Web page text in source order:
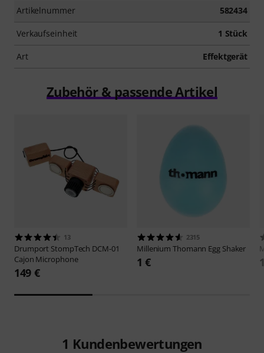
Artikelnummer 582434
Verkaufseinheit 1 Stück
Art Effektgerät
Zubehör & passende Artikel
13
Drumport StompTech DCM-01
Cajon Microphone
149 €
2315
Millenium Thomann Egg Shaker
1 €
1 Kundenbewertungen